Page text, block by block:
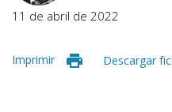
11 de abril de 2022
Imprimir Descargar